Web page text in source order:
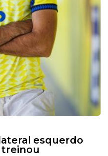
esquerdo
treinou